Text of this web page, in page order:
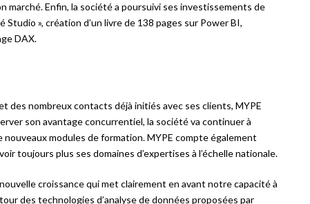
marché. Enfin, la société a poursuivi ses investissements de
», création d’un livre de 138 pages sur Power BI,
DAX.
des nombreux contacts déjà initiés avec ses clients, MYPE
son avantage concurrentiel, la société va continuer à
modules de formation. MYPE compte également
toujours plus ses domaines d’expertises à l’échelle nationale.
croissance qui met clairement en avant notre capacité à
des technologies d’analyse de données proposées par